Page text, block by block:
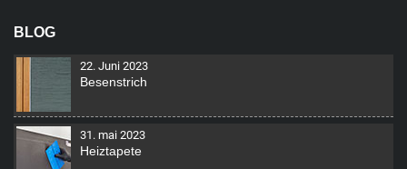
BLOG
22. Juni 2023
Besenstrich
31. mai 2023
Heiztapete